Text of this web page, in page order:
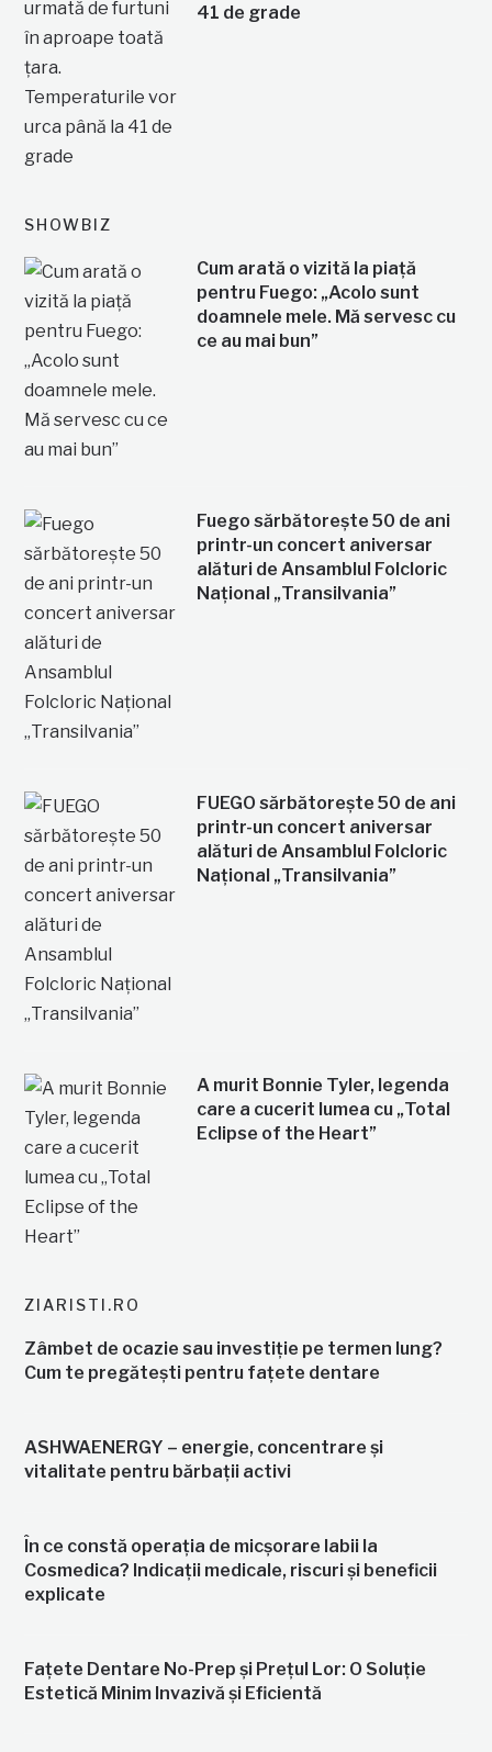
41 de grade
SHOWBIZ
Cum arată o vizită la piață
pentru Fuego: „Acolo sunt
doamnele mele. Mă servesc cu
ce au mai bun”
Fuego sărbătorește 50 de ani
printr-un concert aniversar
alături de Ansamblul Folcloric
Național „Transilvania”
FUEGO sărbătorește 50 de ani
printr-un concert aniversar
alături de Ansamblul Folcloric
Național „Transilvania”
A murit Bonnie Tyler, legenda
care a cucerit lumea cu „Total
Eclipse of the Heart”
ZIARISTI.RO
Zâmbet de ocazie sau investiție pe termen lung?
Cum te pregătești pentru fațete dentare
ASHWAENERGY – energie, concentrare și
vitalitate pentru bărbații activi
În ce constă operația de micșorare labii la
Cosmedica? Indicații medicale, riscuri și beneficii
explicate
Fațete Dentare No-Prep și Prețul Lor: O Soluție
Estetică Minim Invazivă și Eficientă